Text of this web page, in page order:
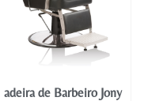
adeira de Barbeiro Jony